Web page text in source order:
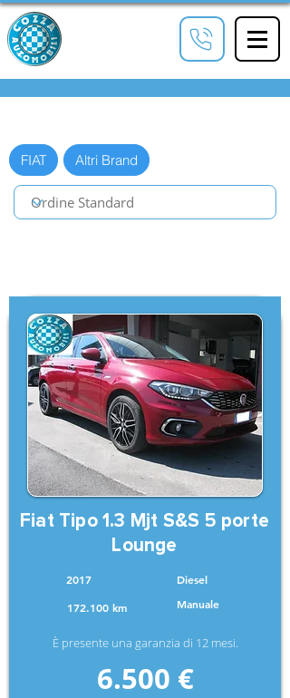
FIAT Altri Brand
Fiat Tipo 1.3 Mjt S&S 5 porte
Lounge
2017
172.100 km
Diesel
Manuale
È presente una garanzia di 12 mesi.
6.500 €